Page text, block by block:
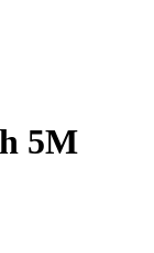
5M